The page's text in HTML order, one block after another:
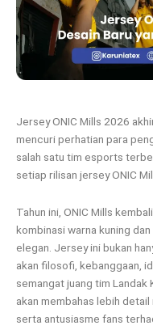
Jersey ONIC Mills 2026
mencuri perhatian para
salah satu tim esports
setiap rilisan jersey ONIC
Tahun ini, ONIC Mills
kombinasi warna kuning
elegan. Jersey ini bukan
akan filosofi, kebanggaan,
semangat juang tim
akan membahas lebih
serta antusiasme fans